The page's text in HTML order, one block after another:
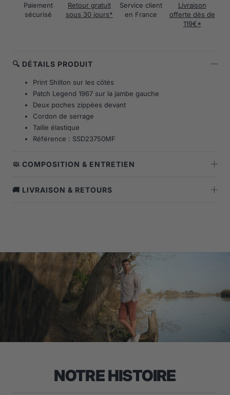
Paiement
sécurisé
Retour gratuit
sous 30 jours*
Service client
en France
Livraison
offerte dès de
119€*
🔍 DÉTAILS PRODUIT
Print Shilton sur les côtés
Patch Legend 1967 sur la jambe gauche
Deux poches zippées devant
Cordon de serrage
Taille élastique
Référence : SSD23750MF
🧼 COMPOSITION & ENTRETIEN
🚚 LIVRAISON & RETOURS
NOTRE HISTOIRE